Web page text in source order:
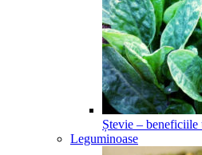
Ștevie – beneficiile
Leguminoase